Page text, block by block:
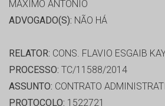
MAXIMO ANTONIO
ADVOGADO(S): NÃO HÁ
RELATOR: CONS. FLAVIO ESGAIB
PROCESSO: TC/11588/2014
ASSUNTO: CONTRATO
PROTOCOLO: 1522721